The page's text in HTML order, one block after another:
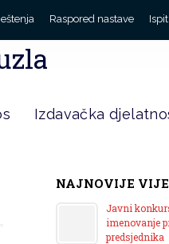
Raspored nastave
Izdavačka
NAJNOVIJE
Javni
imenovanje
predsjednika